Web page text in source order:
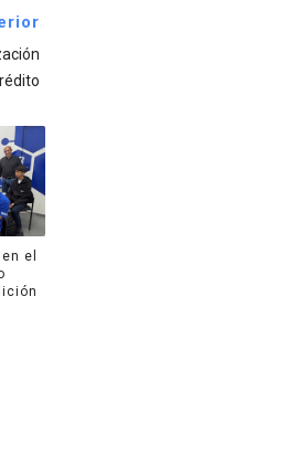
el